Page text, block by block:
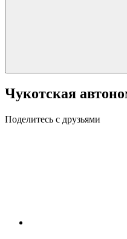
Чукотская
Поделитесь с друзьями